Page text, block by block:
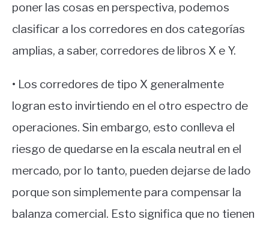
poner las cosas en perspectiva, podemos
clasificar a los corredores en dos categorías
amplias, a saber, corredores de libros X e Y.
• Los corredores de tipo X generalmente
logran esto invirtiendo en el otro espectro de
operaciones. Sin embargo, esto conlleva el
riesgo de quedarse en la escala neutral en el
mercado, por lo tanto, pueden dejarse de lado
porque son simplemente para compensar la
balanza comercial. Esto significa que no tienen